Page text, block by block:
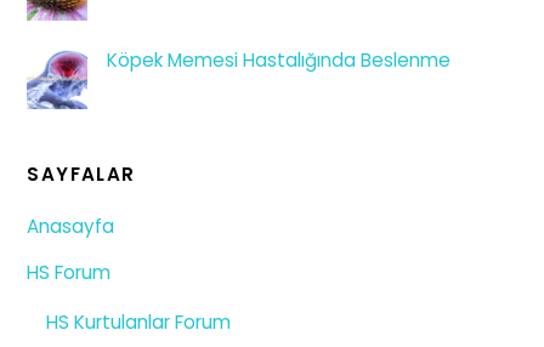
Köpek Memesi Hastalığında Beslenme
SAYFALAR
Anasayfa
HS Forum
HS Kurtulanlar Forum